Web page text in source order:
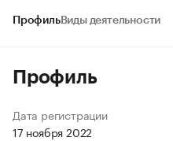
ПрофильВиды деятельности
Профиль
Дата регистрации
17 ноября 2022